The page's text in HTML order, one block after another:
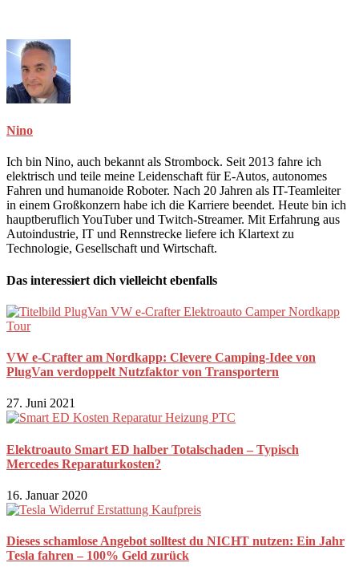
Nino
Ich bin Nino, auch bekannt als Strombock. Seit 2013 fahre ich
elektrisch und teile meine Leidenschaft für E-Autos, autonomes
Fahren und humanoide Roboter. Nach 20 Jahren als IT-Teamleiter
in einem Großkonzern habe ich die Karriere beendet. Heute bin ich
hauptberuflich YouTuber und Twitch-Streamer. Mit Erfahrung aus
Autoindustrie, IT und Rennstrecke liefere ich Klartext zu
Technologie, Gesellschaft und Wirtschaft.
Das interessiert dich vielleicht ebenfalls
VW e-Crafter am Nordkapp: Clevere Camping-Idee von
PlugVan verdoppelt Nutzfaktor von Transportern
27. Juni 2021
Elektroauto Smart ED halber Totalschaden – Typisch
Mercedes Reparaturkosten?
16. Januar 2020
Dieses schamlose Angebot solltest du NICHT nutzen: Ein Jahr
Tesla fahren – 100% Geld zurück